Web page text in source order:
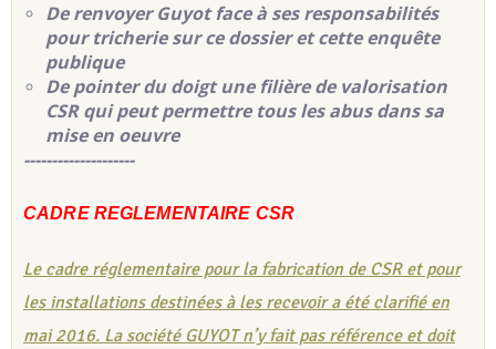
De renvoyer Guyot face à ses responsabilités
pour tricherie sur ce dossier et cette enquête
publique
De pointer du doigt une filière de valorisation
CSR qui peut permettre tous les abus dans sa
mise en oeuvre
--------------------
CADRE REGLEMENTAIRE CSR
Le cadre réglementaire pour la fabrication de CSR et pour
les installations destinées à les recevoir a été clarifié en
mai 2016. La société GUYOT n’y fait pas référence et doit